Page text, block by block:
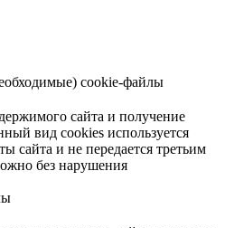
cookie-файлы
сайта и получение
вид cookies используется
сайта и не передается третьим
без нарушения